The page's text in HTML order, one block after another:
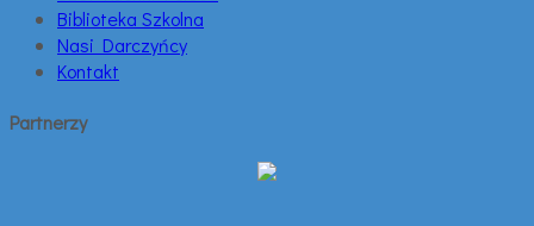
Biblioteka Szkolna
Nasi Darczyńcy
Kontakt
Partnerzy